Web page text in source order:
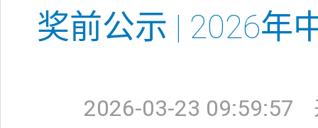
奖前公示 | 2026年
2026-03-23 09:59:57